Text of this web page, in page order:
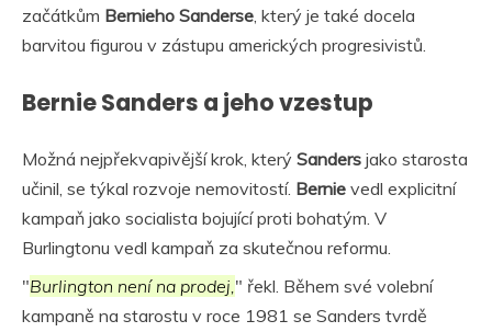
začátkům Bernieho Sanderse , který je také docela
barvitou figurou v zástupu amerických progresivistů.
Bernie Sanders a jeho vzestup
Možná nejpřekvapivější krok, který Sanders jako starosta
učinil, se týkal rozvoje nemovitostí. Bernie vedl explicitní
kampaň jako socialista bojující proti bohatým. V
Burlingtonu vedl kampaň za skutečnou reformu.
"Burlington není na prodej, " řekl. Během své volební
kampaně na starostu v roce 1981 se Sanders tvrdě